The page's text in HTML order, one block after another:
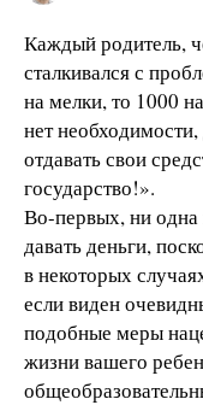
Каждый родитель,
сталкивался с
на мелки, то 1000
нет
отдавать свои
государство!».
Во-первых, ни одна
давать деньги,
в некоторых
если виден
подобные меры
жизни вашего